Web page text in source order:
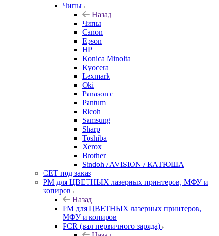
Чипы
Назад
Чипы
Canon
Epson
HP
Konica Minolta
Kyocera
Lexmark
Oki
Panasonic
Pantum
Ricoh
Samsung
Sharp
Toshiba
Xerox
Brother
Sindoh / AVISION / КАТЮША
CET под заказ
РМ для ЦВЕТНЫХ лазерных принтеров, МФУ и
копиров
Назад
РМ для ЦВЕТНЫХ лазерных принтеров,
МФУ и копиров
PCR (вал первичного заряда)